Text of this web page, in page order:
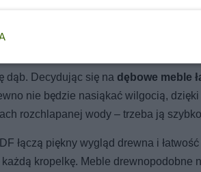
W swojej strukturze zawiera
tekowego, idzie też niestety jego
dąb. Decydując się na dębowe meble
nie będzie nasiąkać wilgocią,
rozchlapanej wody – trzeba ją
łączą piękny wygląd drewna i
kropelkę. Meble drewnopodobne